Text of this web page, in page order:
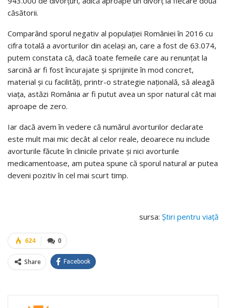
căsătorii.
Comparând sporul negativ al populaţiei României în 2016 cu
cifra totală a avorturilor din acelaşi an, care a fost de 63.074,
putem constata că, dacă toate femeile care au renunţat la
sarcină ar fi fost încurajate şi sprijinite în mod concret,
material şi cu facilităţi, printr-o strategie naţională, să aleagă
viaţa, astăzi România ar fi putut avea un spor natural cât mai
aproape de zero.
Iar dacă avem în vedere că numărul avorturilor declarate
este mult mai mic decât al celor reale, deoarece nu include
avorturile făcute în clinicile private şi nici avorturile
medicamentoase, am putea spune că sporul natural ar putea
deveni pozitiv în cel mai scurt timp.
sursa: Ştiri pentru viaţă
0
624
Share Facebook